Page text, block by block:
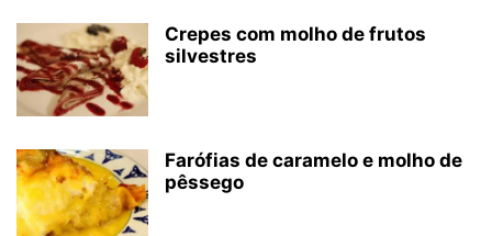
Crepes com molho de frutos
silvestres
Farófias de caramelo e molho de
pêssego